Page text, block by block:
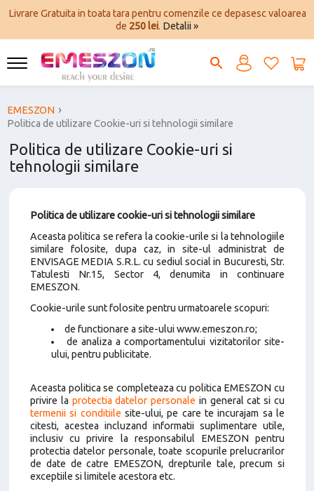
Livrare Gratuita in toata tara pentru comenzile ce depasesc valoarea
de 250 lei. Detalii »
EMESZON
Politica de utilizare Cookie-uri si tehnologii similare
Politica de utilizare Cookie-uri si
tehnologii similare
Politica de utilizare cookie-uri si tehnologii similare
Aceasta politica se refera la cookie-urile si la tehnologiile
similare folosite, dupa caz, in site-ul administrat de
ENVISAGE MEDIA S.R.L. cu sediul social in Bucuresti, Str.
Tatulesti Nr.15, Sector 4, denumita in continuare
EMESZON.
Cookie-urile sunt folosite pentru urmatoarele scopuri:
de functionare a site-uluiwww.emeszon.ro;
de analiza a comportamentului vizitatorilor site-
ului, pentru publicitate.
Aceasta politica se completeaza cu politica EMESZON cu
privire la protectia datelor personale in general cat si cu
termenii si conditiile site-ului, pe care te incurajam sa le
citesti, acestea incluzand informatii suplimentare utile,
inclusiv cu privire la responsabilul EMESZON pentru
protectia datelor personale, toate scopurile prelucrarilor
de date de catre EMESZON, drepturile tale, precum si
exceptiile si limitele acestora etc.